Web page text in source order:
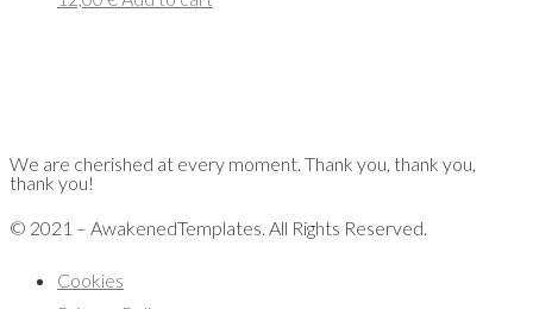
We are cherished at every moment. Thank you, thank you,
thank you!
© 2021 – AwakenedTemplates. All Rights Reserved.
Cookies